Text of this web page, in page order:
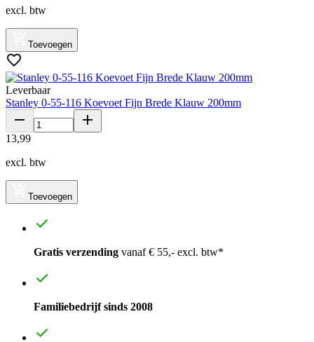
excl. btw
Toevoegen
Leverbaar
Stanley 0-55-116 Koevoet Fijn Brede Klauw 200mm
13,99
excl. btw
Toevoegen
Gratis verzending vanaf € 55,- excl. btw*
Familiebedrijf sinds 2008